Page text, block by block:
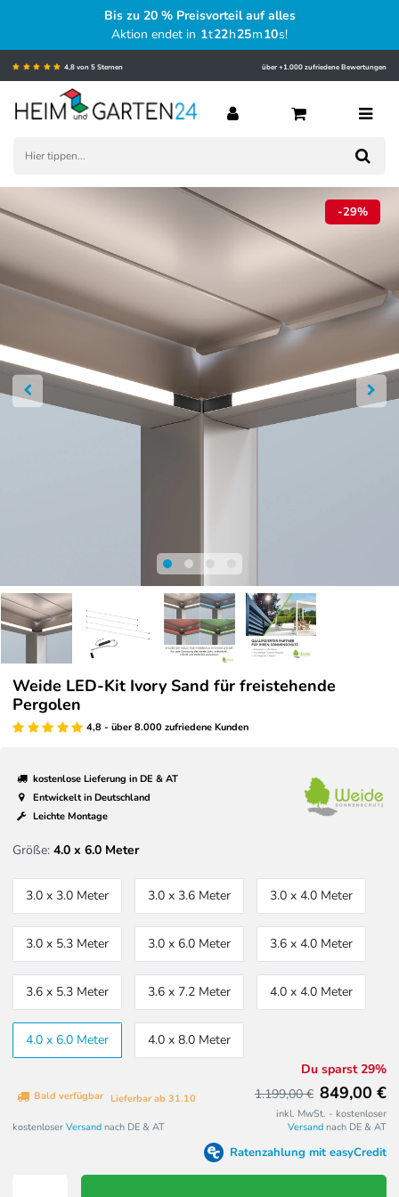
Bis zu 20 % Preisvorteil auf alles
Aktion endet in 1t22h25m09s!
4,8 von 5 Sternen über +1.000 zufriedene Bewertungen
-29%
Weide LED-Kit Ivory Sand für freistehende
Pergolen
4,8 - über 8.000 zufriedene Kunden
kostenlose Lieferung in DE & AT
Entwickelt in Deutschland
Leichte Montage
Größe: 4.0 x 6.0 Meter
3.0 x 3.0 Meter 3.0 x 3.6 Meter 3.0 x 4.0 Meter
3.0 x 5.3 Meter 3.0 x 6.0 Meter 3.6 x 4.0 Meter
3.6 x 5.3 Meter 3.6 x 7.2 Meter 4.0 x 4.0 Meter
4.0 x 6.0 Meter 4.0 x 8.0 Meter
Lieferbar ab 31.10
Bald verfügbar
kostenloser Versand nach DE & AT
Du sparst 29%
1.199,00 € 849,00 €
inkl. MwSt. - kostenloser
Versand nach DE & AT
Ratenzahlung mit easyCredit